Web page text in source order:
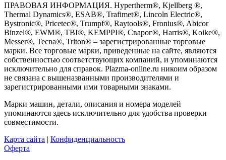
ПРАВОВАЯ ИНФОРМАЦИЯ. Hypertherm®, Kjellberg ®,
Thermal Dynamics®, ESAB®, Trafimet®, Lincoln Electric®,
Bystronic®, Pricetec®, Trumpf®, Raytools®, Fronius®, Abicor
Binzel®, EWM®, TBI®, KEMPPI®, Сварог®, Harris®, Koike®,
Messer®, Tecna®, Triton® – зарегистрированные торговые
марки. Все торговые марки, приведенные на сайте, являются
собственностью соответствующих компаний, и упоминаются
исключительно для справок. Plazma-online.ru никоим образом
не связана с вышеназванными производителями и
зарегистрированными ими товарными знаками.
Марки машин, детали, описания и номера моделей
упоминаются здесь исключительно для удобства проверки
совместимости.
Карта сайта | Конфиденциальность
Оферта